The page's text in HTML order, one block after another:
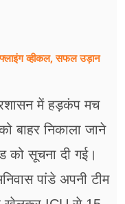
व्हीकल, सफल उड़ान
में हड़कंप मच
बाहर निकाला जाने
को सूचना दी गई।
पांडे अपनी टीम